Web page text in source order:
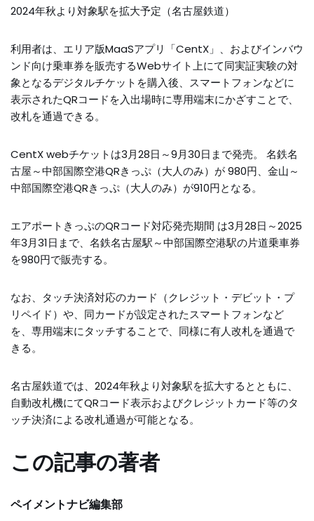
2024年秋より対象駅を拡大予定（名古屋鉄道）
利用者は、エリア版MaaSアプリ「CentX」、およびインバウ
ンド向け乗車券を販売するWebサイト上にて同実証実験の対
象となるデジタルチケットを購入後、スマートフォンなどに
表示されたQRコードを入出場時に専用端末にかざすことで、
改札を通過できる。
CentX webチケットは3月28日～9月30日まで発売。 名鉄名
古屋～中部国際空港QRきっぷ（大人のみ）が 980円、金山～
中部国際空港QRきっぷ（大人のみ）が910円となる。
エアポートきっぷのQRコード対応発売期間 は3月28日～2025
年3月31日まで、名鉄名古屋駅～中部国際空港駅の片道乗車券
を980円で販売する。
なお、タッチ決済対応のカード（クレジット・デビット・プ
リペイド）や、同カードが設定されたスマートフォンなど
を、専用端末にタッチすることで、同様に有人改札を通過で
きる。
名古屋鉄道では、2024年秋より対象駅を拡大するとともに、
自動改札機にてQRコード表示およびクレジットカード等のタ
ッチ決済による改札通過が可能となる。
この記事の著者
ペイメントナビ編集部